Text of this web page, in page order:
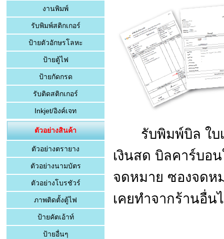
งานพิมพ์
รับพิมพ์สติกเกอร์
ป้ายตัวอักษรโลหะ
ป้ายตู้ไฟ
ป้ายกัดกรด
รับติดสติกเกอร์
Inkjet/อิงค์เจท
ตัวอย่างสินค้า
ตัวอย่างตรายาง
ตัวอย่างนามบัตร
ตัวอย่างโบรชัวร์
ภาพติดตั้งตู้ไฟ
ป้ายคัตเอ้าท์
ป้ายอื่นๆ
รับพิมพ์บิล ใบเส
เงินสด บิลคาร์บอน
จดหมาย ซองจดห
เคยทำจากร้านอื่น